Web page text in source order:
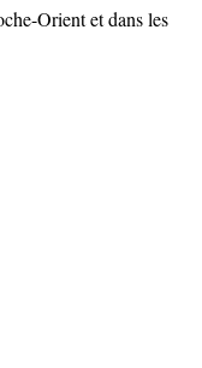
Orient et dans les